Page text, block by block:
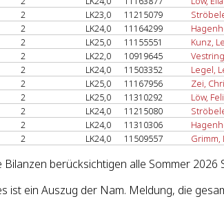
2 LK23,0 11215079
2 LK24,0 11164299
2 LK25,0 11155551 Kunz,
2 LK22,0 10919645
2 LK24,0 11503352 Legel,
2 LK25,0 11167956 Zei,
2 LK25,0 11310292 Löw,
2 LK24,0 11215080
2 LK24,0 11310306
2 LK24,0 11509557 Grimm,
Bilanzen berücksichtigen alle Sommer 2026
ist ein Auszug der Nam. Meldung, die